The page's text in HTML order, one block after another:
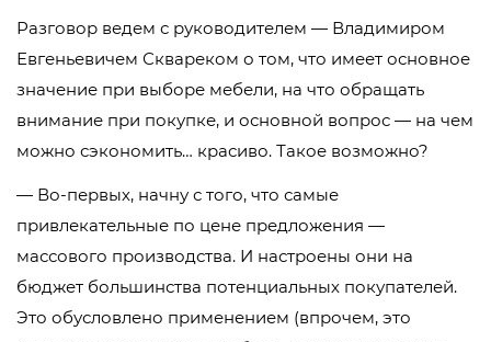
Разговор ведем с руководителем — Владимиром
Евгеньевичем Сквареком о том, что имеет основное
значение при выборе мебели, на что обращать
внимание при покупке, и основной вопрос — на чем
можно сэкономить… красиво. Такое возможно?
— Во-первых, начну с того, что самые
привлекательные по цене предложения —
массового производства. И настроены они на
бюджет большинства потенциальных покупателей.
Это обусловлено применением (впрочем, это